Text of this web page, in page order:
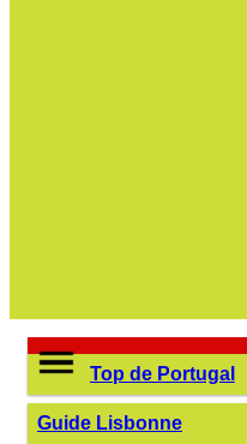
Top de Portugal
Guide Lisbonne